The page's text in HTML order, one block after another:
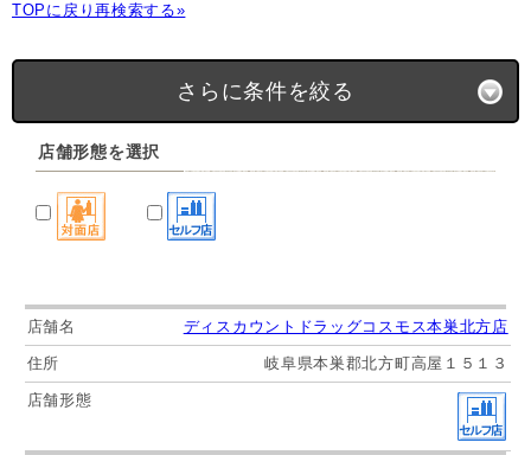
TOPに戻り再検索する»
さらに条件を絞る
店舗形態を選択
ディスカウントドラッグコスモス本巣北方店
岐阜県本巣郡北方町高屋１５１３